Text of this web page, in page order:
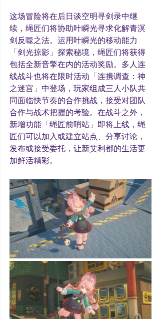
这场冒险将在后日谈空明寻剑录中继
续，绳匠们将协助叶瞬光寻求化解青溟
剑反噬之法。运用叶瞬光的移动能力
「剑光掠影」探索秘境，绳匠们将获得
包括全新音擎在内的活动奖励。多人连
线战斗也将在限时活动「连携调查：神
之迷宫」中登场，玩家组成三人小队共
同面临快节奏的合作挑战，接受对团队
合作与战术把握的考验。在战斗之外，
新增功能「绳匠前哨站」即将上线，绳
匠们可以加入或建立站点、分享讨论，
发布或接受委托，让新艾利都的生活更
加鲜活精彩。